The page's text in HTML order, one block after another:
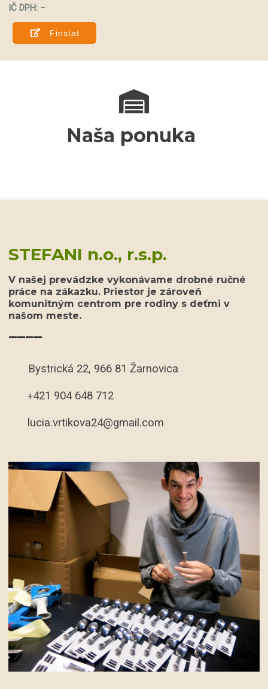
IČ DPH: –
Finstat
Naša ponuka
STEFANI n.o., r.s.p.
V našej prevádzke vykonávame drobné ručné
práce na zákazku. Priestor je zároveň
komunitným centrom pre rodiny s deťmi v
našom meste.
____
Bystrická 22, 966 81 Žarnovica
+421 904 648 712
lucia.vrtikova24@gmail.com